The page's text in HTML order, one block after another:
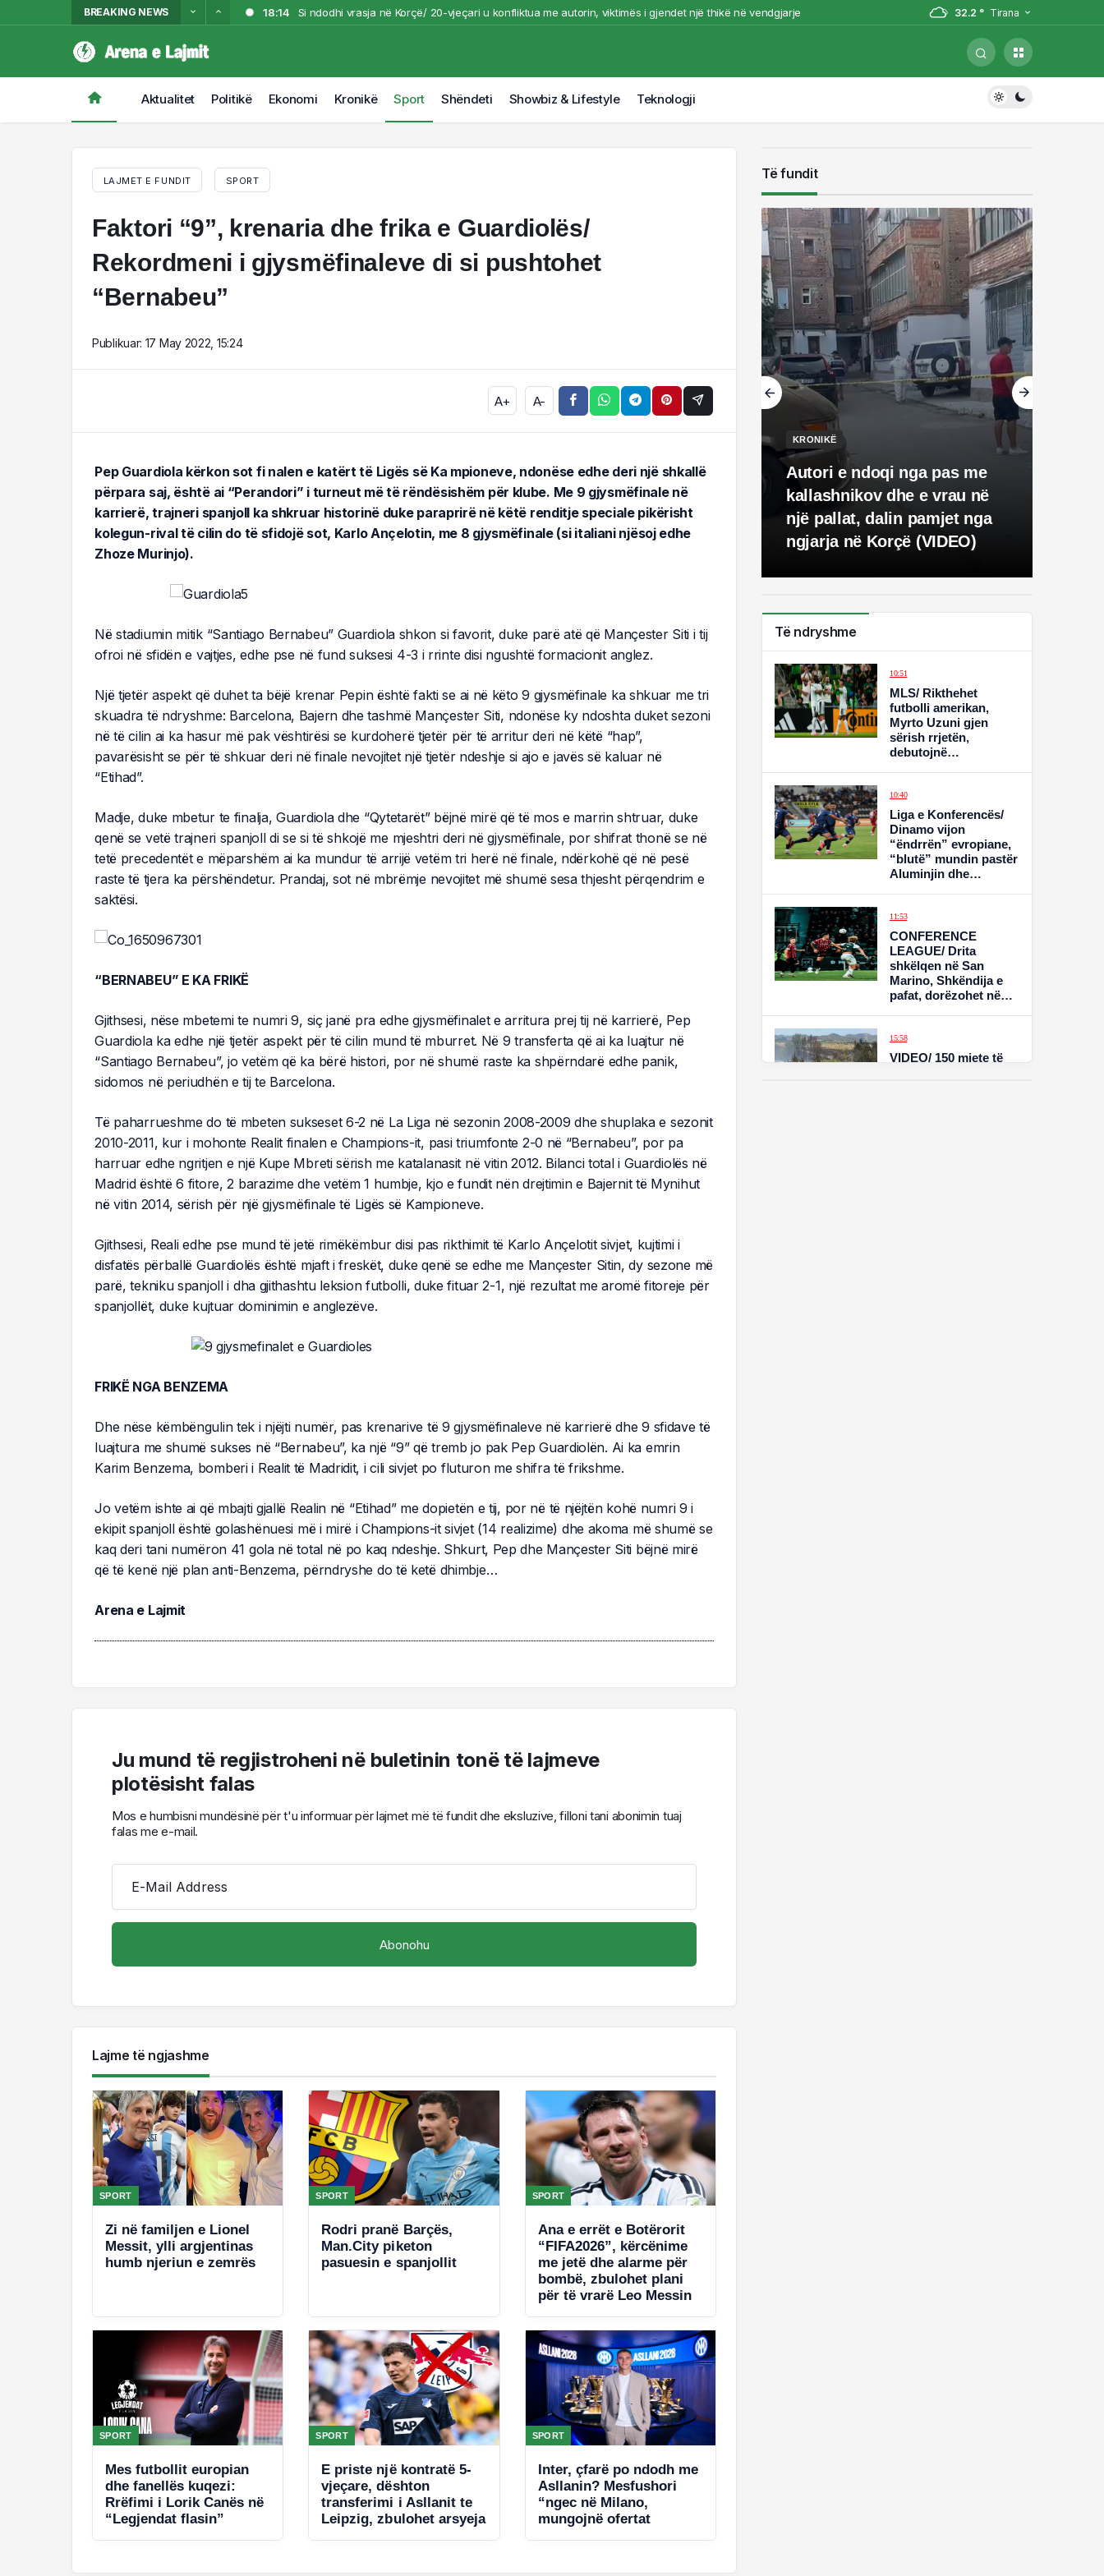
BREAKING NEWS 18:14
Si ndodhi vrasja në Korçë/ 20-vjeçari u konfliktua me autorin, viktimës i gjendet një thikë në vendgjarje
32.2 ° Tirana
Aktualitet Politikë Ekonomi Kronikë Sport Shëndeti Showbiz & Lifestyle Teknologji
LAJMET E FUNDIT SPORT
Faktori “9”, krenaria dhe frika e Guardiolës/
Rekordmeni i gjysmëfinaleve di si pushtohet
“Bernabeu”
Publikuar: 17 May 2022, 15:24
A+ A-
Pep Guardiola kërkon sot fi nalen e katërt të Ligës së Ka mpioneve, ndonëse edhe deri një shkallë
përpara saj, është ai “Perandori” i turneut më të rëndësishëm për klube. Me 9 gjysmëfinale në
karrierë, trajneri spanjoll ka shkruar historinë duke paraprirë në këtë renditje speciale pikërisht
kolegun-rival të cilin do të sfidojë sot, Karlo Ançelotin, me 8 gjysmëfinale (si italiani njësoj edhe
Zhoze Murinjo).
Në stadiumin mitik “Santiago Bernabeu” Guardiola shkon si favorit, duke parë atë që Mançester Siti i tij
ofroi në sfidën e vajtjes, edhe pse në fund suksesi 4-3 i rrinte disi ngushtë formacionit anglez.
Një tjetër aspekt që duhet ta bëjë krenar Pepin është fakti se ai në këto 9 gjysmëfinale ka shkuar me tri
skuadra të ndryshme: Barcelona, Bajern dhe tashmë Mançester Siti, ndonëse ky ndoshta duket sezoni
në të cilin ai ka hasur më pak vështirësi se kurdoherë tjetër për të arritur deri në këtë “hap”,
pavarësisht se për të shkuar deri në finale nevojitet një tjetër ndeshje si ajo e javës së kaluar në
“Etihad”.
Madje, duke mbetur te finalja, Guardiola dhe “Qytetarët” bëjnë mirë që të mos e marrin shtruar, duke
qenë se vetë trajneri spanjoll di se si të shkojë me mjeshtri deri në gjysmëfinale, por shifrat thonë se në
tetë precedentët e mëparshëm ai ka mundur të arrijë vetëm tri herë në finale, ndërkohë që në pesë
raste të tjera ka përshëndetur. Prandaj, sot në mbrëmje nevojitet më shumë sesa thjesht përqendrim e
saktësi.
“BERNABEU” E KA FRIKË
Gjithsesi, nëse mbetemi te numri 9, siç janë pra edhe gjysmëfinalet e arritura prej tij në karrierë, Pep
Guardiola ka edhe një tjetër aspekt për të cilin mund të mburret. Në 9 transferta që ai ka luajtur në
“Santiago Bernabeu”, jo vetëm që ka bërë histori, por në shumë raste ka shpërndarë edhe panik,
sidomos në periudhën e tij te Barcelona.
Të paharrueshme do të mbeten sukseset 6-2 në La Liga në sezonin 2008-2009 dhe shuplaka e sezonit
2010-2011, kur i mohonte Realit finalen e Champions-it, pasi triumfonte 2-0 në “Bernabeu”, por pa
harruar edhe ngritjen e një Kupe Mbreti sërish me katalanasit në vitin 2012. Bilanci total i Guardiolës në
Madrid është 6 fitore, 2 barazime dhe vetëm 1 humbje, kjo e fundit nën drejtimin e Bajernit të Mynihut
në vitin 2014, sërish për një gjysmëfinale të Ligës së Kampioneve.
Gjithsesi, Reali edhe pse mund të jetë rimëkëmbur disi pas rikthimit të Karlo Ançelotit sivjet, kujtimi i
disfatës përballë Guardiolës është mjaft i freskët, duke qenë se edhe me Mançester Sitin, dy sezone më
parë, tekniku spanjoll i dha gjithashtu leksion futbolli, duke fituar 2-1, një rezultat me aromë fitoreje për
spanjollët, duke kujtuar dominimin e anglezëve.
FRIKË NGA BENZEMA
Dhe nëse këmbëngulin tek i njëjti numër, pas krenarive të 9 gjysmëfinaleve në karrierë dhe 9 sfidave të
luajtura me shumë sukses në “Bernabeu”, ka një “9” që tremb jo pak Pep Guardiolën. Ai ka emrin
Karim Benzema, bomberi i Realit të Madridit, i cili sivjet po fluturon me shifra të frikshme.
Jo vetëm ishte ai që mbajti gjallë Realin në “Etihad” me dopietën e tij, por në të njëjtën kohë numri 9 i
ekipit spanjoll është golashënuesi më i mirë i Champions-it sivjet (14 realizime) dhe akoma më shumë se
kaq deri tani numëron 41 gola në total në po kaq ndeshje. Shkurt, Pep dhe Mançester Siti bëjnë mirë
që të kenë një plan anti-Benzema, përndryshe do të ketë dhimbje…
Arena e Lajmit
Ju mund të regjistroheni në buletinin tonë të lajmeve
plotësisht falas
Mos e humbisni mundësinë për t'u informuar për lajmet më të fundit dhe eksluzive, filloni tani abonimin tuaj
falas me e-mail.
E-Mail Address
Lajme të ngjashme
SPORT
Zi në familjen e Lionel
Messit, ylli argjentinas
humb njeriun e zemrës
SPORT
Rodri pranë Barçës,
Man.City piketon
pasuesin e spanjollit
SPORT
Ana e errët e Botërorit
“FIFA2026”, kërcënime
me jetë dhe alarme për
bombë, zbulohet plani
për të vrarë Leo Messin
SPORT
Mes futbollit europian
dhe fanellës kuqezi:
Rrëfimi i Lorik Canës në
“Legjendat flasin”
SPORT
E priste një kontratë 5-
vjeçare, dështon
transferimi i Asllanit te
Leipzig, zbulohet arsyeja
SPORT
Inter, çfarë po ndodh me
Asllanin? Mesfushori
“ngec në Milano,
mungojnë ofertat
Të fundit
KRONIKË
Autori e ndoqi nga pas me
kallashnikov dhe e vrau në
një pallat, dalin pamjet nga
ngjarja në Korçë (VIDEO)
Të ndryshme
10:51
MLS/ Rikthehet
futbolli amerikan,
Myrto Uzuni gjen
sërish rrjetën,
debutojnë
10:40
Liga e Konferencës/
Dinamo vijon
“ëndrrën” evropiane,
“blutë” mundin pastër
Aluminjin dhe
11:53
CONFERENCE
LEAGUE/ Drita
shkëlqen në San
Marino, Shkëndija e
pafat, dorëzohet në
15:58
VIDEO/ 150 mjete të